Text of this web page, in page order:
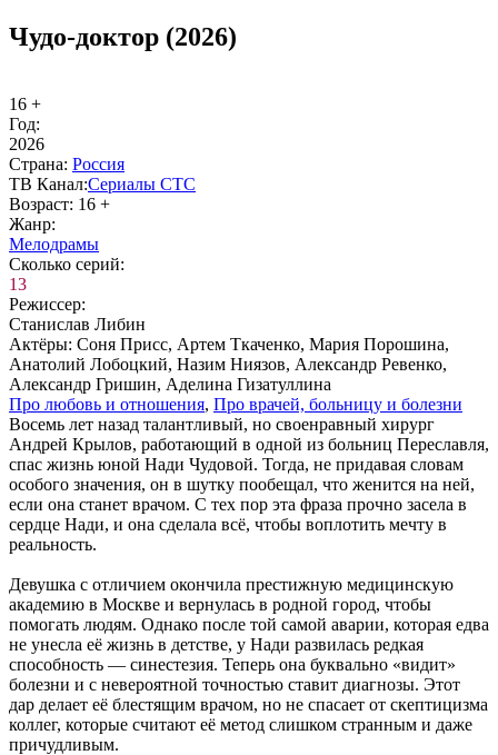
Чудо-доктор (2026)
16 +
Год:
2026
Стра­на: Рос­сия
ТВ Ка­нал:Се­риа­лы СТС
Воз­раст: 16 +
Жанр:
Ме­ло­дра­мы
Сколь­ко се­рий:
13
Ре­жис­сер:
Станислав Либин
Ак­тё­ры: Соня Присс, Артем Ткаченко, Мария Порошина,
Анатолий Лобоцкий, Назим Ниязов, Александр Ревенко,
Александр Гришин, Аделина Гизатуллина
Про лю­бовь и от­но­ше­ния, Про вра­чей, боль­ни­цу и бо­лез­ни
Восемь лет назад талантливый, но своенравный хирург
Андрей Крылов, работающий в одной из больниц Переславля,
спас жизнь юной Нади Чудовой. Тогда, не придавая словам
особого значения, он в шутку пообещал, что женится на ней,
если она станет врачом. С тех пор эта фраза прочно засела в
сердце Нади, и она сделала всё, чтобы воплотить мечту в
реальность.
Девушка с отличием окончила престижную медицинскую
академию в Москве и вернулась в родной город, чтобы
помогать людям. Однако после той самой аварии, которая едва
не унесла её жизнь в детстве, у Нади развилась редкая
способность — синестезия. Теперь она буквально «видит»
болезни и с невероятной точностью ставит диагнозы. Этот
дар делает её блестящим врачом, но не спасает от скептицизма
коллег, которые считают её метод слишком странным и даже
причудливым.